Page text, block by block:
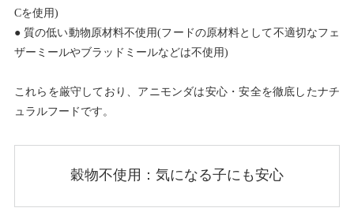
Cを使用)
● 質の低い動物原材料不使用(フードの原材料として不適切なフェ
ザーミールやブラッドミールなどは不使用)
これらを厳守しており、アニモンダは安心・安全を徹底したナチ
ュラルフードです。
穀物不使用：気になる子にも安心